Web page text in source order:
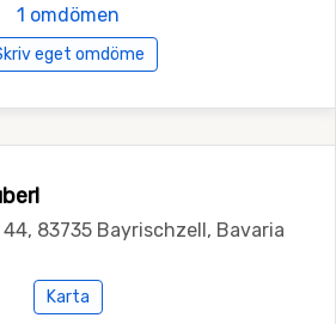
1 omdömen
eget omdöme
83735 Bayrischzell, Bavaria
Karta